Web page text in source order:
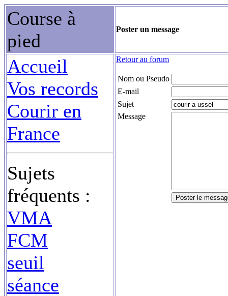
Course à
pied
Poster un message
Accueil
Vos records
Courir en
France
Sujets
fréquents :
VMA
FCM
seuil
séance
Retour au forum
Nom ou Pseudo
E-mail
Sujet
Message